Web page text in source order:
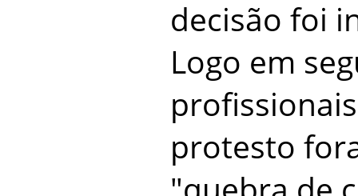
decisão foi
Logo em
protesto